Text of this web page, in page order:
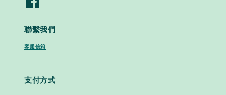
聯繫我們
客服信箱
支付方式